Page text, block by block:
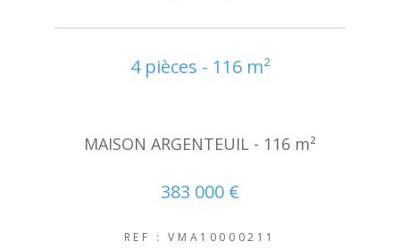
4 pièces - 116 m²
MAISON ARGENTEUIL - 116 m²
383 000 €
REF : VMA10000211